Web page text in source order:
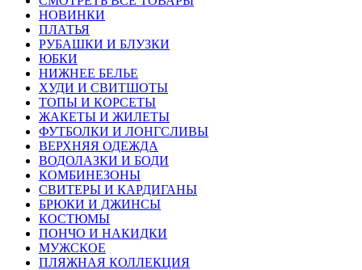
НОВИНКИ
ПЛАТЬЯ
РУБАШКИ И БЛУЗКИ
ЮБКИ
НИЖНЕЕ БЕЛЬЕ
ХУДИ И СВИТШОТЫ
ТОПЫ И КОРСЕТЫ
ЖАКЕТЫ И ЖИЛЕТЫ
ФУТБОЛКИ И ЛОНГСЛИВЫ
ВЕРХНЯЯ ОДЕЖДА
ВОДОЛАЗКИ И БОДИ
КОМБИНЕЗОНЫ
СВИТЕРЫ И КАРДИГАНЫ
БРЮКИ И ДЖИНСЫ
КОСТЮМЫ
ПОНЧО И НАКИДКИ
МУЖСКОЕ
ПЛЯЖНАЯ КОЛЛЕКЦИЯ